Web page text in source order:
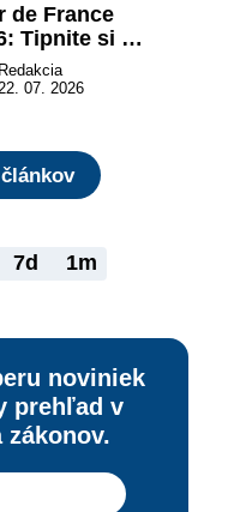
de France
Tipnite si
etapy a
podiel z 2
Redakcia
22. 07. 2026
7d 1m
noviniek
prehľad v
zákonov.